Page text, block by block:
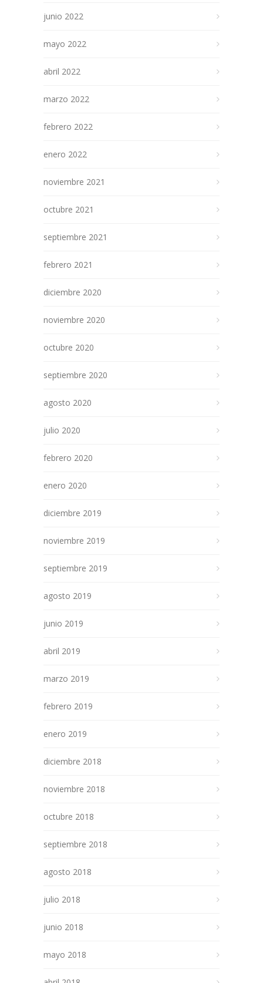
junio 2022
mayo 2022
abril 2022
marzo 2022
febrero 2022
enero 2022
noviembre 2021
octubre 2021
septiembre 2021
febrero 2021
diciembre 2020
noviembre 2020
octubre 2020
septiembre 2020
agosto 2020
julio 2020
febrero 2020
enero 2020
diciembre 2019
noviembre 2019
septiembre 2019
agosto 2019
junio 2019
abril 2019
marzo 2019
febrero 2019
enero 2019
diciembre 2018
noviembre 2018
octubre 2018
septiembre 2018
agosto 2018
julio 2018
junio 2018
mayo 2018